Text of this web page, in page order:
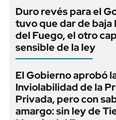
Duro revés para el
tuvo que dar de baja
del Fuego, el otro
sensible de la ley
El Gobierno aprobó
Inviolabilidad de la
Privada, pero con
amargo: sin ley de